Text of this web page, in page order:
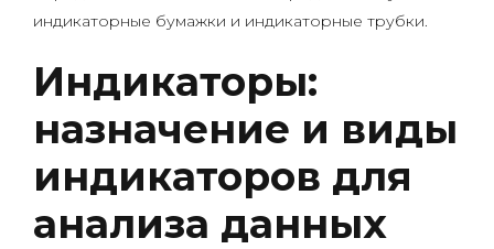
индикаторные бумажки и индикаторные трубки.
Индикаторы:
назначение и виды
индикаторов для
анализа данных